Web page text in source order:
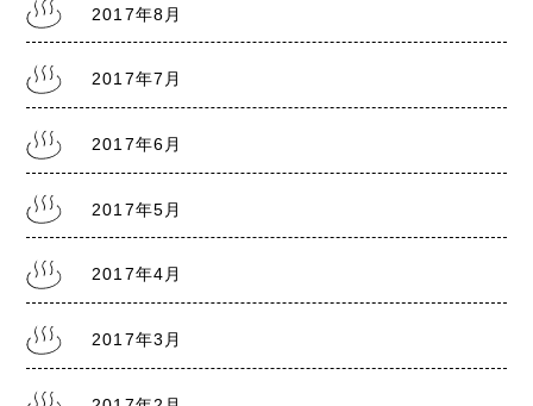
2017年8月
2017年7月
2017年6月
2017年5月
2017年4月
2017年3月